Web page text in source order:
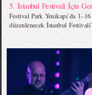
5. İstanbul Festivali İçin
Festival Park Yenikapı`da
düzenlenecek İstanbul